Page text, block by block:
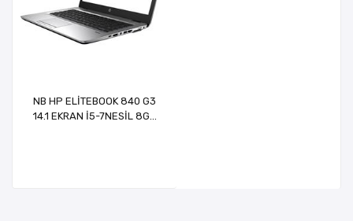
NB HP ELİTEBOOK 840 G3
14.1 EKRAN İ5-7NESİL 8GB